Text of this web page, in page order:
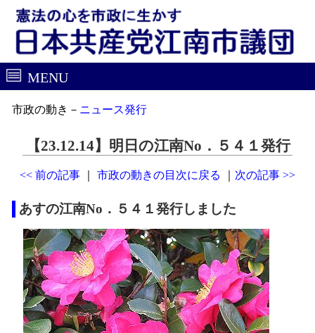
MENU
市政の動き－ ニュース発行
【23.12.14】明日の江南No．５４１発行
<< 前の記事 市政の動きの目次に戻る 次の記事 >>
あすの江南No．５４１発行しました